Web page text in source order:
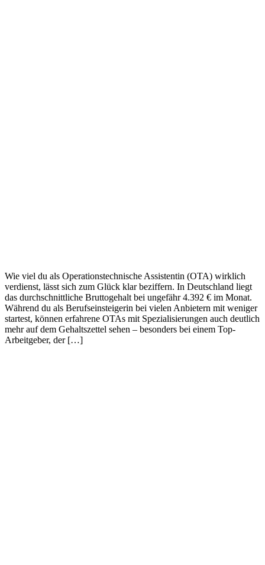
Wie viel du als Operationstechnische Assistentin (OTA) wirklich
verdienst, lässt sich zum Glück klar beziffern. In Deutschland liegt
das durchschnittliche Bruttogehalt bei ungefähr 4.392 € im Monat.
Während du als Berufseinsteigerin bei vielen Anbietern mit weniger
startest, können erfahrene OTAs mit Spezialisierungen auch deutlich
mehr auf dem Gehaltszettel sehen – besonders bei einem Top-
Arbeitgeber, der […]